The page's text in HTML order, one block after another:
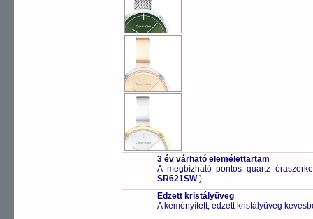
3 év várható elemélettartam
A megbízható pontos quartz
SR621SW).
Edzett kristályüveg
A keményített, edzett kristályüveg